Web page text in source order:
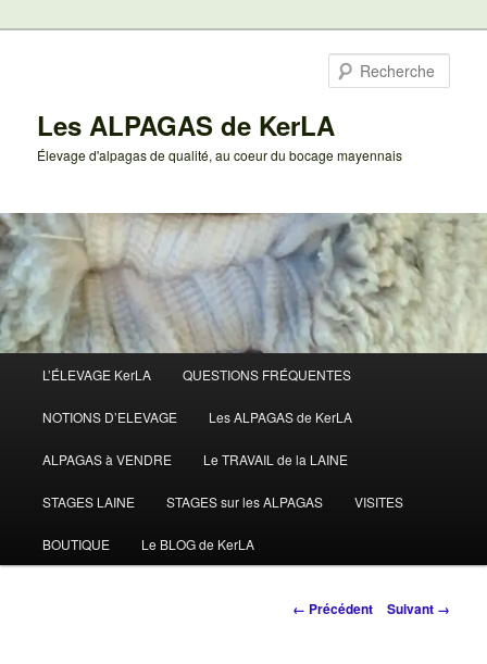
Les ALPAGAS de KerLA
Élevage d'alpagas de qualité, au coeur du bocage mayennais
principal
L’ÉLEVAGE KerLA QUESTIONS FRÉQUENTES
NOTIONS D’ELEVAGE Les ALPAGAS de KerLA
ALPAGAS à VENDRE Le TRAVAIL de la LAINE
STAGES LAINE STAGES sur les ALPAGAS VISITES
BOUTIQUE Le BLOG de KerLA
Navigation
← Précédent Suivant →